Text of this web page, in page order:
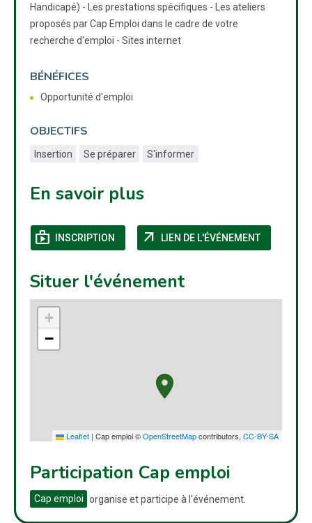
Handicapé) - Les prestations spécifiques - Les ateliers
proposés par Cap Emploi dans le cadre de votre
recherche d'emploi - Sites internet
BÉNÉFICES
Opportunité d'emploi
OBJECTIFS
Insertion Se préparer S'informer
En savoir plus
shop INSCRIPTION(NOUVELLE FENÊTRE)
arrow_outward LIEN DE L'ÉVÉNEMENT
Situer l'événement
+
−
Leaflet | Cap emploi ©OpenStreetMapcontributors, CC-BY-SA
Participation Cap emploi
Cap emploi organise et participe à l'événement.